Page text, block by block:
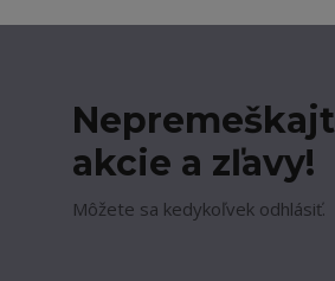
akcie a zľavy!
Môžete sa kedykoľvek odhlásiť.